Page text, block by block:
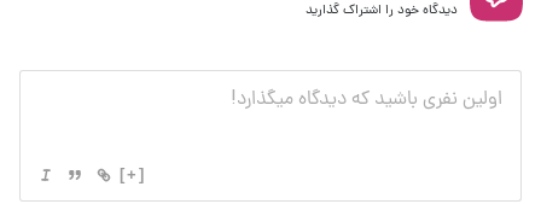
دیدگاه خود را اشتراک گذارید
[+]